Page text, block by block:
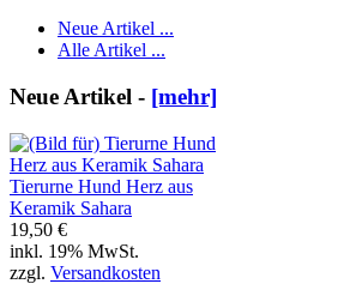
Neue Artikel ...
Alle Artikel ...
Neue Artikel - [mehr]
Tierurne Hund Herz aus
Keramik Sahara
19,50 €
inkl. 19% MwSt.
zzgl. Versandkosten